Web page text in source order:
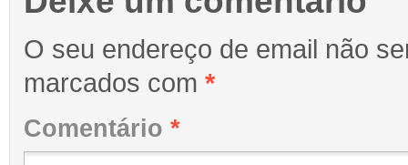
O seu endereço de email não
marcados com *
Comentário *